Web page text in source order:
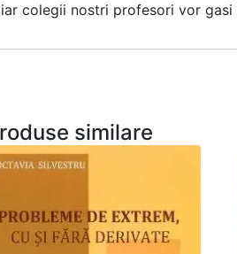
iar colegii nostri profesori vor
similare